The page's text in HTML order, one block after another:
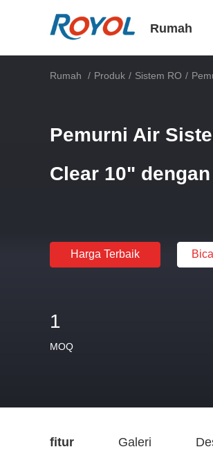
Rumah
Rumah / Produk / Sistem RO /
Pemurni Air
Clear 10"
Harga Terbaik
1
MOQ
fitur Galeri